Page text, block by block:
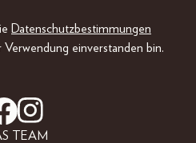
Datenschutzbestimmungen
einverstanden bin.
TEAM